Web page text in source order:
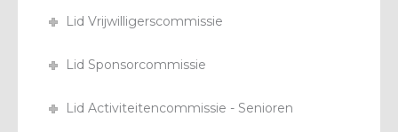
Lid Vrijwilligerscommissie
Lid Sponsorcommissie
Lid Activiteitencommissie - Senioren